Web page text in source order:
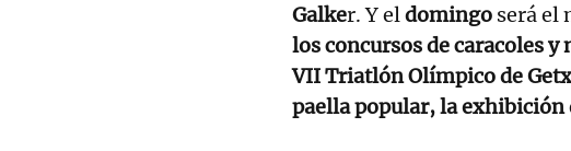
Galker. Y eldomingo será el
los concursos de caracoles
VII Triatlón Olímpico de
paella popular, la exhibición